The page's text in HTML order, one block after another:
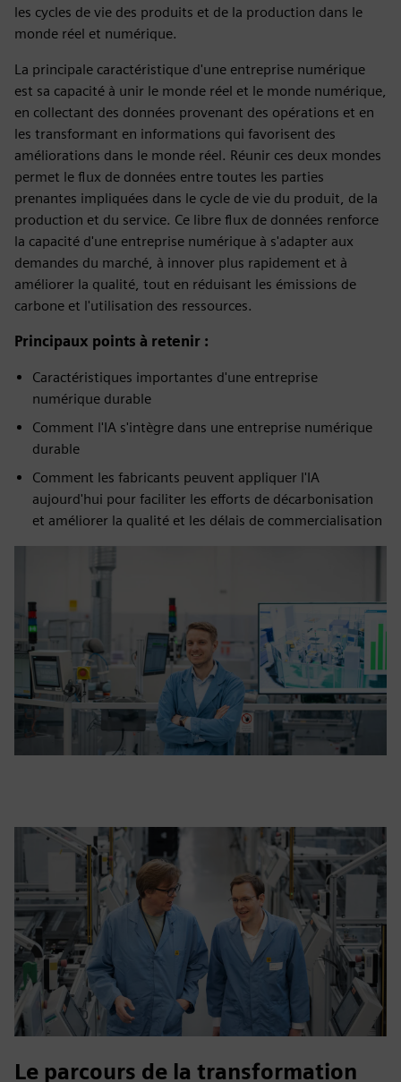
les cycles de vie des produits et de la production dans le
monde réel et numérique.
La principale caractéristique d'une entreprise numérique
est sa capacité à unir le monde réel et le monde numérique,
en collectant des données provenant des opérations et en
les transformant en informations qui favorisent des
améliorations dans le monde réel. Réunir ces deux mondes
permet le flux de données entre toutes les parties
prenantes impliquées dans le cycle de vie du produit, de la
production et du service. Ce libre flux de données renforce
la capacité d'une entreprise numérique à s'adapter aux
demandes du marché, à innover plus rapidement et à
améliorer la qualité, tout en réduisant les émissions de
carbone et l'utilisation des ressources.
Principaux points à retenir :
Caractéristiques importantes d'une entreprise
numérique durable
Comment l'IA s'intègre dans une entreprise numérique
durable
Comment les fabricants peuvent appliquer l'IA
aujourd'hui pour faciliter les efforts de décarbonisation
et améliorer la qualité et les délais de commercialisation
Le parcours de la transformation